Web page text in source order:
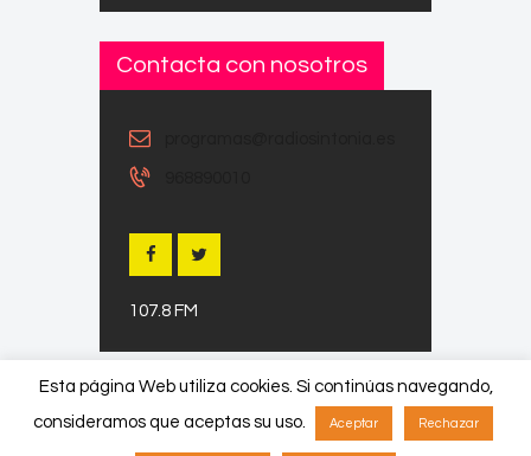
Contacta con nosotros
107.8 FM
Esta página Web utiliza cookies. Si continúas navegando,
consideramos que aceptas su uso.
Aceptar Rechazar